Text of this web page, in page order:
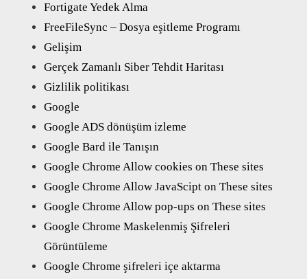
Fortigate Yedek Alma
FreeFileSync – Dosya eşitleme Programı
Gelişim
Gerçek Zamanlı Siber Tehdit Haritası
Gizlilik politikası
Google
Google ADS dönüşüm izleme
Google Bard ile Tanışın
Google Chrome Allow cookies on These sites
Google Chrome Allow JavaScipt on These sites
Google Chrome Allow pop-ups on These sites
Google Chrome Maskelenmiş Şifreleri
Görüntüleme
Google Chrome şifreleri içe aktarma